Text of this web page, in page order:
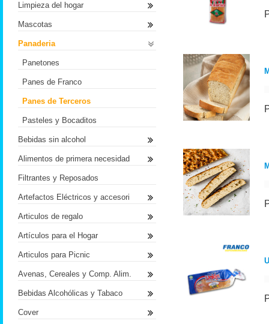
Limpieza del hogar
Mascotas
Panaderia
Panetones
Panes de Franco
Panes de Terceros
Pasteles y Bocaditos
Bebidas sin alcohol
Alimentos de primera necesidad
Filtrantes y Reposados
Artefactos Eléctricos y accesori
Articulos de regalo
Artículos para el Hogar
Articulos para Picnic
Avenas, Cereales y Comp. Alim.
Bebidas Alcohólicas y Tabaco
Cover